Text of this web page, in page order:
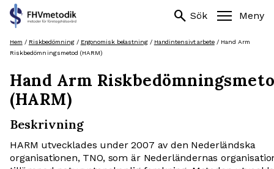
Hoppa
till
search Sök Meny
Sök
efter:
search
Hem / Riskbedömning/ Ergonomisk belastning/ Handintensivt arbete/ Hand Arm
Riskbedömningsmetod (HARM)
Hand Arm
(HARM)
Beskrivning
HARM utvecklades under 2007 av den Nederländska
organisationen, TNO, som är Nederländernas